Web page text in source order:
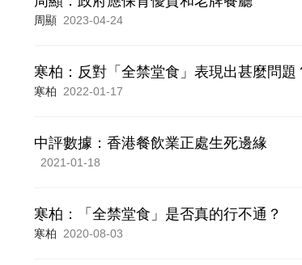
周顯 2023-04-24
寒柏：反對「全禁堂食」表現出甚麼問題
寒柏 2022-01-17
中評數據：香港餐飲業正處生死邊緣
2021-01-18
寒柏：「全禁堂食」是否真的行不通？
寒柏 2020-08-03